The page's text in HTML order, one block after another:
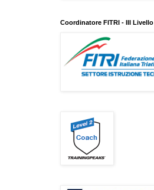
Coordinatore FITRI - III Livello